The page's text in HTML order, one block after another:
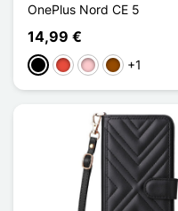
OnePlus Nord CE 5
14,99 €
PretoVermelho
RosaCastanho
+1